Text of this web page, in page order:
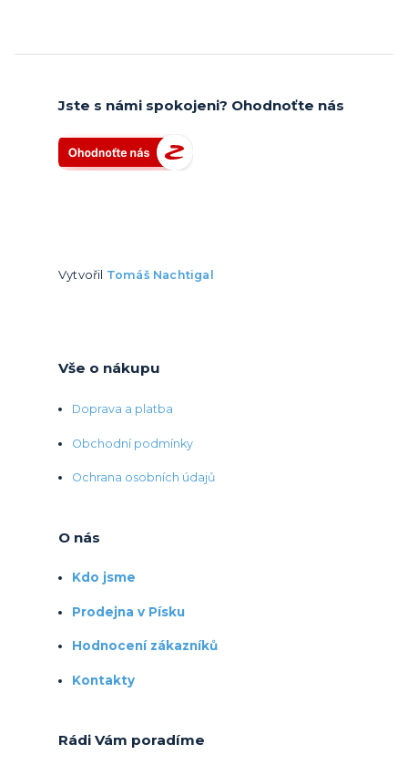
Jste s námi spokojeni? Ohodnoťte nás
Vytvořil Tomáš Nachtigal
Vše o nákupu
Doprava a platba
Obchodní podmínky
Ochrana osobních údajů
O nás
Kdo jsme
Prodejna v Písku
Hodnocení zákazníků
Kontakty
Rádi Vám poradíme